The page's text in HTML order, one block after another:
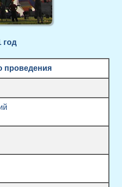
проведения